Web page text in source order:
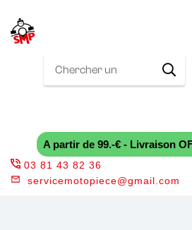
A partir de 99.-€ - Livraison
03 81 43 82 36
servicemotopiece@gmail.com